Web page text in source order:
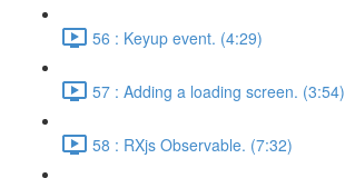
56 : Keyup event. (4:29)
57 : Adding a loading screen. (3:54)
58 : RXjs Observable. (7:32)